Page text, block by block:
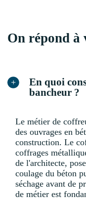
On répond à
En quoi
bancheur ?
Le métier de
des ouvrages en
construction. Le
coffrages
de l'architecte,
coulage du béton
séchage avant de
de métier est